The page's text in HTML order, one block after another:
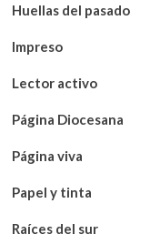
Huellas del pasado
Impreso
Lector activo
Página Diocesana
Página viva
Papel y tinta
Raíces del sur